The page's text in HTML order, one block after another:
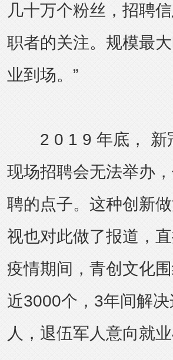
几十万个粉丝，招聘
职者的关注。规模最
业到场。”
2 0 1 9 年底， 新
现场招聘会无法举办
聘的点子。这种创新
视也对此做了报道，
疫情期间，青创文化
近3000个，3年间解
人，退伍军人意向就业